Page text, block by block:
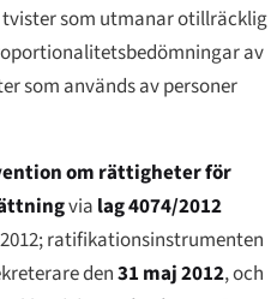
som utmanar otillräcklig
av
som används av personer
om rättigheter för
via lag 4074/2012
ratifikationsinstrumenten
den31 maj 2012, och